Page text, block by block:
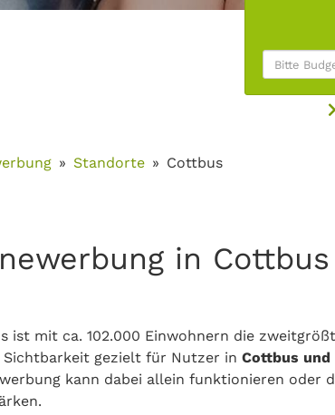
Standorte Cottbus
in
ist mit ca. 102.000 Einwohnern die
Sichtbarkeit gezielt für Nutzer in Cottbus und
kann dabei allein funktionieren oder